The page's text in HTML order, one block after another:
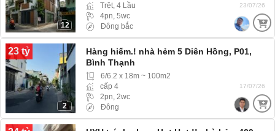
12
Trệt, 4 Lầu
4pn, 5wc
Đông bắc
23/07/26
23 tỷ
2
Hàng hiếm.! nhà hẻm 5 Diên Hồng, P01,
Bình Thạnh
6/6.2 x 18m ~ 100m2
cấp 4
2pn, 2wc
Đông
17/07/26